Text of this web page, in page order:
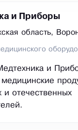
и Приборы
область,
и
медицинские
и отечественных